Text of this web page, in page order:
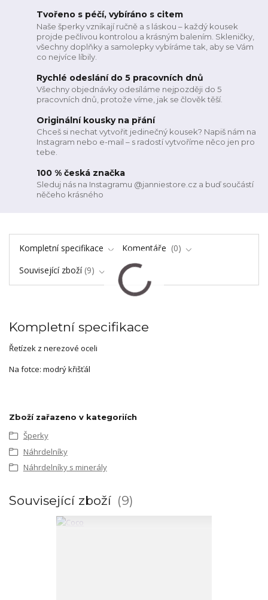
Tvořeno s péčí, vybíráno s citem
Naše šperky vznikají ručně a s láskou – každý kousek
projde pečlivou kontrolou a krásným balením. Skleničky,
všechny doplňky a samolepky vybíráme tak, aby se Vám
co nejvíce líbily.
Rychlé odeslání do 5 pracovních dnů
Všechny objednávky odesíláme nejpozději do 5
pracovních dnů, protože víme, jak se člověk těší.
Originální kousky na přání
Chceš si nechat vytvořit jedinečný kousek? Napiš nám na
Instagram nebo e-mail – s radostí vytvoříme něco jen pro
tebe.
100 % česká značka
Sleduj nás na Instagramu @janniestore.cz a buď součástí
něčeho krásného
Kompletní specifikace Komentáře
0
Související zboží 9
Kompletní specifikace
Řetízek z nerezové oceli
Na fotce: modrý křišťál
Zboží zařazeno v kategoriích
Šperky
Náhrdelníky
Náhrdelníky s minerály
Související zboží 9